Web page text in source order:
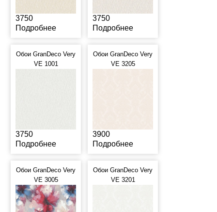
3750
Подробнее
3750
Подробнее
Обои GranDeco Very
VE 1001
3750
Подробнее
Обои GranDeco Very
VE 3205
3900
Подробнее
Обои GranDeco Very
VE 3005
Обои GranDeco Very
VE 3201